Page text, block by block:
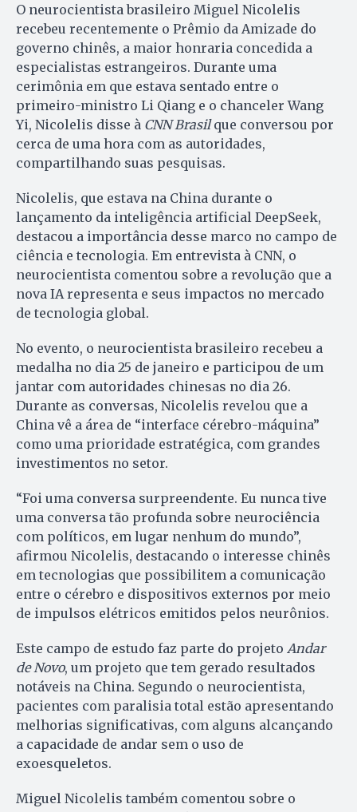
O neurocientista brasileiro Miguel Nicolelis
recebeu recentemente o Prêmio da Amizade do
governo chinês, a maior honraria concedida a
especialistas estrangeiros. Durante uma
cerimônia em que estava sentado entre o
primeiro-ministro Li Qiang e o chanceler Wang
Yi, Nicolelis disse à CNN Brasilque conversou por
cerca de uma hora com as autoridades,
compartilhando suas pesquisas.
Nicolelis, que estava na China durante o
lançamento da inteligência artificial DeepSeek,
destacou a importância desse marco no campo de
ciência e tecnologia. Em entrevista à CNN, o
neurocientista comentou sobre a revolução que a
nova IA representa e seus impactos no mercado
de tecnologia global.
No evento, o neurocientista brasileiro recebeu a
medalha no dia 25 de janeiro e participou de um
jantar com autoridades chinesas no dia 26.
Durante as conversas, Nicolelis revelou que a
China vê a área de “interface cérebro-máquina”
como uma prioridade estratégica, com grandes
investimentos no setor.
“Foi uma conversa surpreendente. Eu nunca tive
uma conversa tão profunda sobre neurociência
com políticos, em lugar nenhum do mundo”,
afirmou Nicolelis, destacando o interesse chinês
em tecnologias que possibilitem a comunicação
entre o cérebro e dispositivos externos por meio
de impulsos elétricos emitidos pelos neurônios.
Este campo de estudo faz parte do projeto Andar
de Novo, um projeto que tem gerado resultados
notáveis na China. Segundo o neurocientista,
pacientes com paralisia total estão apresentando
melhorias significativas, com alguns alcançando
a capacidade de andar sem o uso de
exoesqueletos.
Miguel Nicolelis também comentou sobre o